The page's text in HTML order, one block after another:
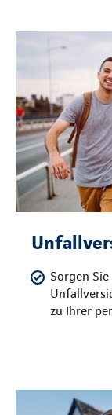
Sorgen
zu Ihrer